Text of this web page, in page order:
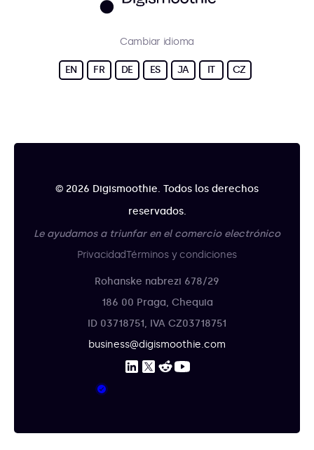
Cambiar idioma
EN FR DE ES JA IT CZ
© 2026 Digismoothie. Todos los derechos
reservados.
Le ayudamos a triunfar en el comercio electrónico
PrivacidadTérminos y condiciones
Rohanske nabrezi 678/29
186 00 Praga, Chequia
ID 03718751, IVA CZ03718751
business@digismoothie.com